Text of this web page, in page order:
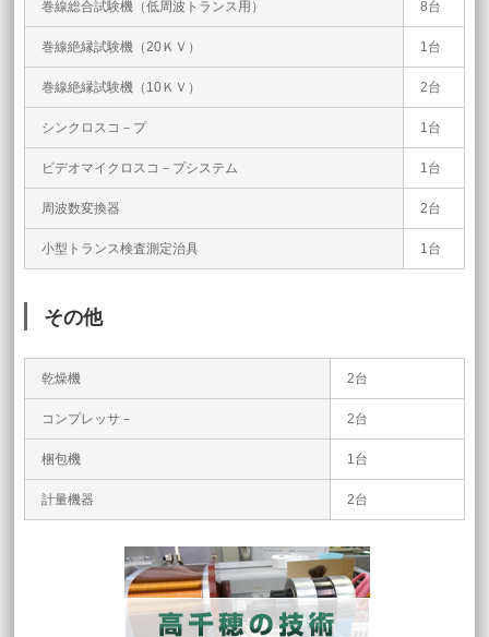
巻線総合試験機（低周波トランス用） 8台
巻線絶縁試験機（20ＫＶ） 1台
巻線絶縁試験機（10ＫＶ） 2台
シンクロスコ－プ 1台
ビデオマイクロスコ－プシステム 1台
周波数変換器 2台
小型トランス検査測定治具 1台
その他
乾燥機 2台
コンプレッサ－ 2台
梱包機 1台
計量機器 2台